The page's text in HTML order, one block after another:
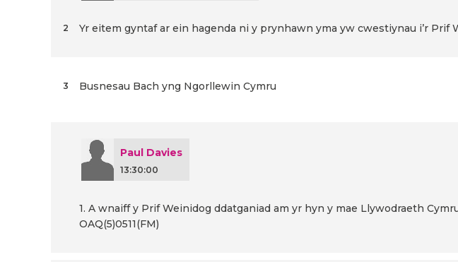
Yr eitem gyntaf ar ein hagenda ni y prynhawn yma yw cwestiynau i’r
2
Busnesau Bach yng Ngorllewin Cymru
3
Paul Davies
13:30:00
1. A wnaiff y Prif Weinidog ddatganiad am yr hyn y mae Llywodraeth
OAQ(5)0511(FM)